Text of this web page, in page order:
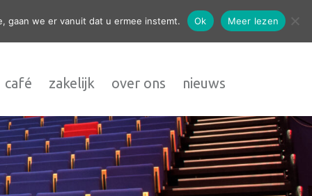
contact
café zakelijk over ons nieuws
gaan we er vanuit dat u ermee instemt. Ok Meer lezen